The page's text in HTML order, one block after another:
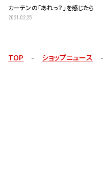
カーテンの「あれっ？」を感じたら
2021.02.25
TOP ショップニュース